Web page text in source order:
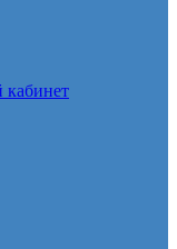
кабинет